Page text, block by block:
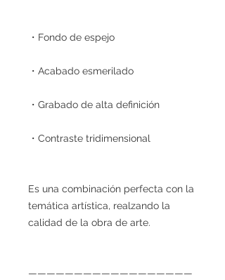
・Fondo de espejo
・Acabado esmerilado
・Grabado de alta definición
・Contraste tridimensional
Es una combinación perfecta con la
temática artística, realzando la
calidad de la obra de arte.
——————————————————